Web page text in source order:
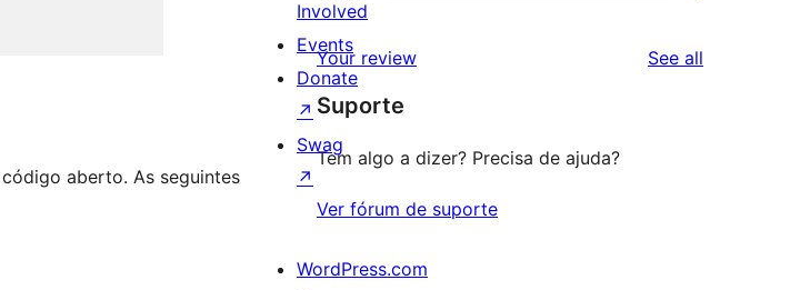
aberto. As seguintes
reviews
1-
star
reviews
Your review See all
Suporte
Tem algo a dizer? Precisa de ajuda?
Ver fórum de suporte
Involved
Events
Donate
↗
Swag
↗
WordPress.com